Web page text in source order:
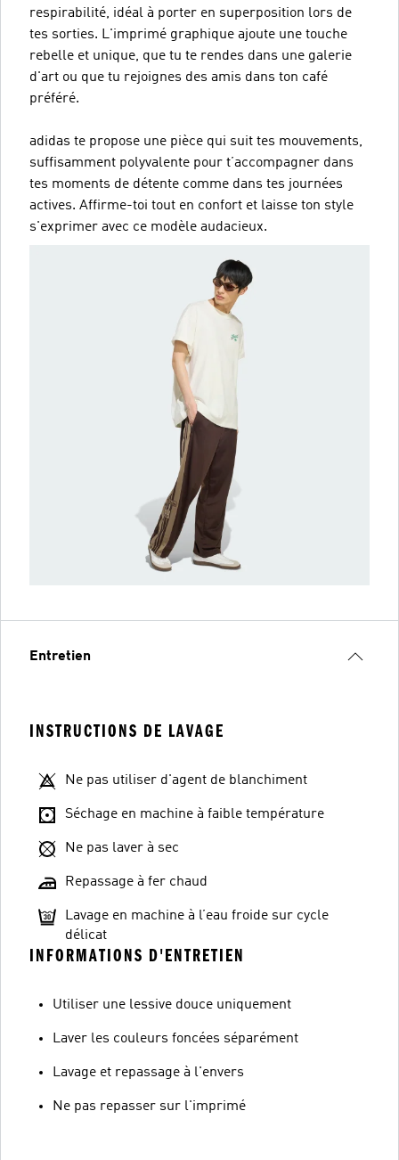
respirabilité, idéal à porter en superposition lors de
tes sorties. L'imprimé graphique ajoute une touche
rebelle et unique, que tu te rendes dans une galerie
d'art ou que tu rejoignes des amis dans ton café
préféré.
adidas te propose une pièce qui suit tes mouvements,
suffisamment polyvalente pour t’accompagner dans
tes moments de détente comme dans tes journées
actives. Affirme-toi tout en confort et laisse ton style
s'exprimer avec ce modèle audacieux.
Entretien
INSTRUCTIONS DE LAVAGE
Ne pas utiliser d'agent de blanchiment
Séchage en machine à faible température
Ne pas laver à sec
Repassage à fer chaud
Lavage en machine à l’eau froide sur cycle
délicat
INFORMATIONS D'ENTRETIEN
Utiliser une lessive douce uniquement
Laver les couleurs foncées séparément
Lavage et repassage à l'envers
Ne pas repasser sur l'imprimé